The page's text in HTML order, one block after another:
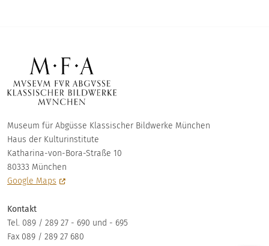
Museum für Abgüsse Klassischer Bildwerke München
Haus der Kulturinstitute
Katharina-von-Bora-Straße 10
80333 München
Google Maps
Kontakt
Tel. 089 / 289 27 - 690 und - 695
Fax 089 / 289 27 680